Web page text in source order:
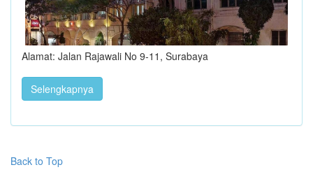
Alamat: Jalan Rajawali No 9-11, Surabaya
Selengkapnya
Back to Top